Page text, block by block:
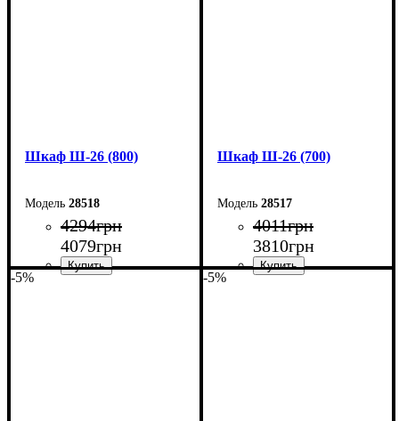
Шкаф Ш-26 (800)
28518
4294грн
4079грн
Шкаф Ш-26 (700)
28517
4011грн
3810грн
-5% -5%